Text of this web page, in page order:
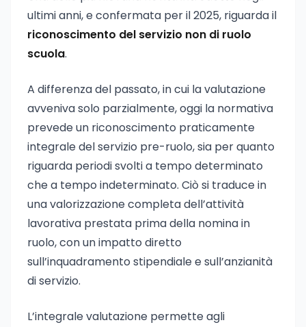
ultimi anni, e confermata per il 2025, riguarda il
riconoscimento del servizio non di ruolo
scuola.
A differenza del passato, in cui la valutazione
avveniva solo parzialmente, oggi la normativa
prevede un riconoscimento praticamente
integrale del servizio pre-ruolo, sia per quanto
riguarda periodi svolti a tempo determinato
che a tempo indeterminato. Ciò si traduce in
una valorizzazione completa dell’attività
lavorativa prestata prima della nomina in
ruolo, con un impatto diretto
sull’inquadramento stipendiale e sull’anzianità
di servizio.
L’integrale valutazione permette agli